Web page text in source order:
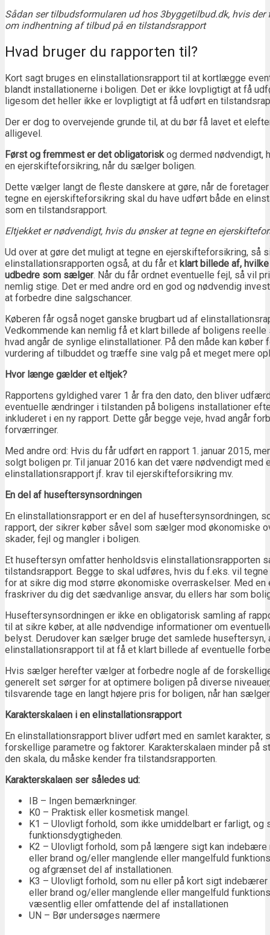
Sådan ser tilbudsformularen ud hos 3byggetilbud.dk, hvis der
om indhentning af tilbud på en tilstandsrapport
Hvad bruger du rapporten til?
Kort sagt bruges en elinstallationsrapport til at kortlægge
blandt installationerne i boligen. Det er ikke lovpligtigt at få
ligesom det heller ikke er lovpligtigt at få udført en
Der er dog to overvejende grunde til, at du bør få lavet et
alligevel.
Først og fremmest er det obligatoriskog dermed nødvendigt,
en ejerskifteforsikring, når du sælger boligen.
Dette vælger langt de fleste danskere at gøre, når de
tegne en ejerskifteforsikring skal du have udført både en
som en tilstandsrapport.
Eltjekket er nødvendigt, hvis du ønsker at tegne en
Ud over at gøre det muligt at tegne en ejerskifteforsikring, så
elinstallationsrapporten også, at du får et klart billede af,
udbedre som sælger. Når du får ordnet eventuelle fejl, så vil
nemlig stige. Det er med andre ord en god og nødvendig
at forbedre dine salgschancer.
Køberen får også noget ganske brugbart ud af
Vedkommende kan nemlig få et klart billede af boligens
hvad angår de synlige elinstallationer. På den måde kan køber
vurdering af tilbuddet og træffe sine valg på et meget mere
Hvor længe gælder et eltjek?
Rapportens gyldighed varer 1 år fra den dato, den bliver
eventuelle ændringer i tilstanden på boligens installationer
inkluderet i en ny rapport. Dette går begge veje, hvad angår
forværringer.
Med andre ord: Hvis du får udført en rapport 1. januar 2015,
solgt boligen pr. Til januar 2016 kan det være nødvendigt med
elinstallationsrapport jf. krav til ejerskifteforsikring mv.
En del af huseftersynsordningen
En elinstallationsrapport er en del af huseftersynsordningen,
rapport, der sikrer køber såvel som sælger mod økonomiske
skader, fejl og mangler i boligen.
Et huseftersyn omfatter henholdsvis elinstallationsrapporten
tilstandsrapport. Begge to skal udføres, hvis du f.eks. vil
for at sikre dig mod større økonomiske overraskelser. Med
fraskriver du dig det sædvanlige ansvar, du ellers har som
Huseftersynsordningen er ikke en obligatorisk samling af
til at sikre køber, at alle nødvendige informationer om
belyst. Derudover kan sælger bruge det samlede huseftersyn,
elinstallationsrapport til at få et klart billede af eventuelle
Hvis sælger herefter vælger at forbedre nogle af de
generelt set sørger for at optimere boligen på diverse
tilsvarende tage en langt højere pris for boligen, når han
Karakterskalaen i en elinstallationsrapport
En elinstallationsrapport bliver udført med en samlet karakter,
forskellige parametre og faktorer. Karakterskalaen minder på
den skala, du måske kender fra tilstandsrapporten.
Karakterskalaen ser således ud:
IB – Ingen bemærkninger.
K0 – Praktisk eller kosmetisk mangel.
K1 – Ulovligt forhold, som ikke umiddelbart er farligt, og
funktionsdygtigheden.
K2 – Ulovligt forhold, som på længere sigt kan
eller brand og/eller manglende eller mangelfuld
og afgrænset del af installationen.
K3 – Ulovligt forhold, som nu eller på kort sigt
eller brand og/eller manglende eller mangelfuld
væsentlig eller omfattende del af installationen
UN – Bør undersøges nærmere